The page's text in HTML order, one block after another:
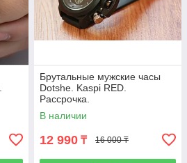
Брутальные мужские часы
Dotshe. Kaspi RED.
Рассрочка.
В наличии
12 990 ₸ 16 000 ₸